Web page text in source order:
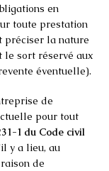
en
toute prestation
préciser la nature
le sort réservé aux
éventuelle).
de
pour tout
1 du Code civil
y a lieu, au
de